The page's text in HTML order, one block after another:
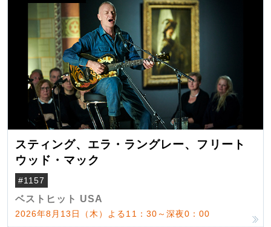
スティング、エラ・ラングレー、フリート
ウッド・マック
#1157
ベストヒット USA
2026年8月13日（木）よる11：30～深夜0：00